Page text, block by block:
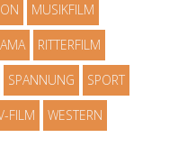
MUSIKFILM
RITTERFILM
SPANNUNG SPORT
FILM WESTERN